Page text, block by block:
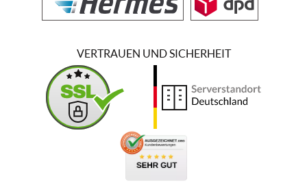
VERTRAUEN UND SICHERHEIT